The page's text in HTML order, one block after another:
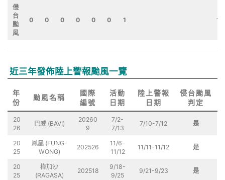
侵
台
颱
風
0 0 0 0 0 0 1 1
近三年發佈陸上警報颱風一覽
年
份
颱風名稱
國際
編號
活動
日期
陸上警報
日期
侵台颱風
判定
20
26
巴威 (BAVI)
20260
9
7/2-
7/13
7/10-7/12 是
20
25
鳳凰 (FUNG-
WONG)
202526
11/6-
11/12
11/11-11/12 是
20
25
樺加沙
(RAGASA)
202518
9/18-
9/25
9/21-9/23 是